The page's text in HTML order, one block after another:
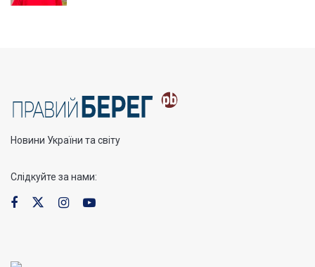
Новини України та світу
Слідкуйте за нами: